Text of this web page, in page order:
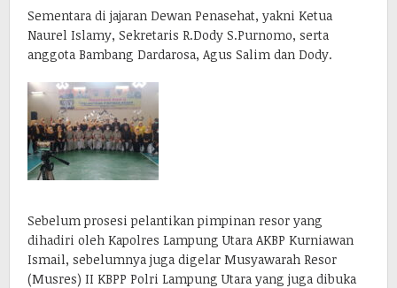
Sementara di jajaran Dewan Penasehat, yakni Ketua
Naurel Islamy, Sekretaris R.Dody S.Purnomo, serta
anggota Bambang Dardarosa, Agus Salim dan Dody.
Sebelum prosesi pelantikan pimpinan resor yang
dihadiri oleh Kapolres Lampung Utara AKBP Kurniawan
Ismail, sebelumnya juga digelar Musyawarah Resor
(Musres) II KBPP Polri Lampung Utara yang juga dibuka